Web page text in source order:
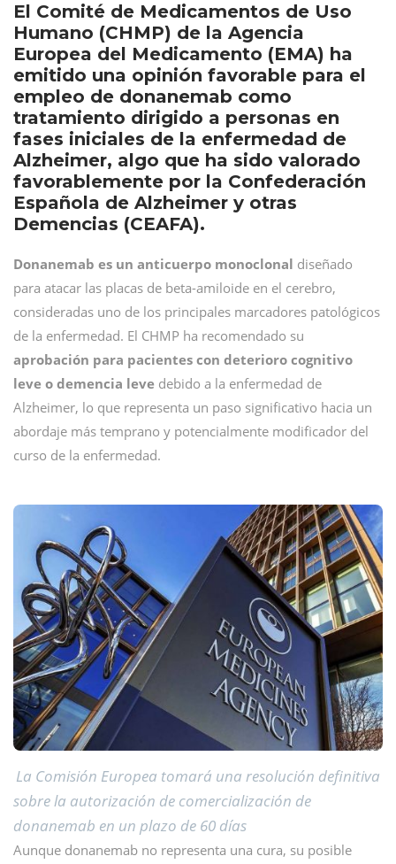
El Comité de Medicamentos de Uso
Humano (CHMP) de la Agencia
Europea del Medicamento (EMA) ha
emitido una opinión favorable para el
empleo de donanemab como
tratamiento dirigido a personas en
fases iniciales de la enfermedad de
Alzheimer, algo que ha sido valorado
favorablemente por la Confederación
Española de Alzheimer y otras
Demencias (CEAFA).
Donanemab es un anticuerpo monoclonal diseñado
para atacar las placas de beta-amiloide en el cerebro,
consideradas uno de los principales marcadores patológicos
de la enfermedad. El CHMP ha recomendado su
aprobación para pacientes con deterioro cognitivo
leve o demencia leve debido a la enfermedad de
Alzheimer, lo que representa un paso significativo hacia un
abordaje más temprano y potencialmente modificador del
curso de la enfermedad.
La Comisión Europea tomará una resolución definitiva
sobre la autorización de comercialización de
donanemab en un plazo de 60 días
Aunque donanemab no representa una cura, su posible